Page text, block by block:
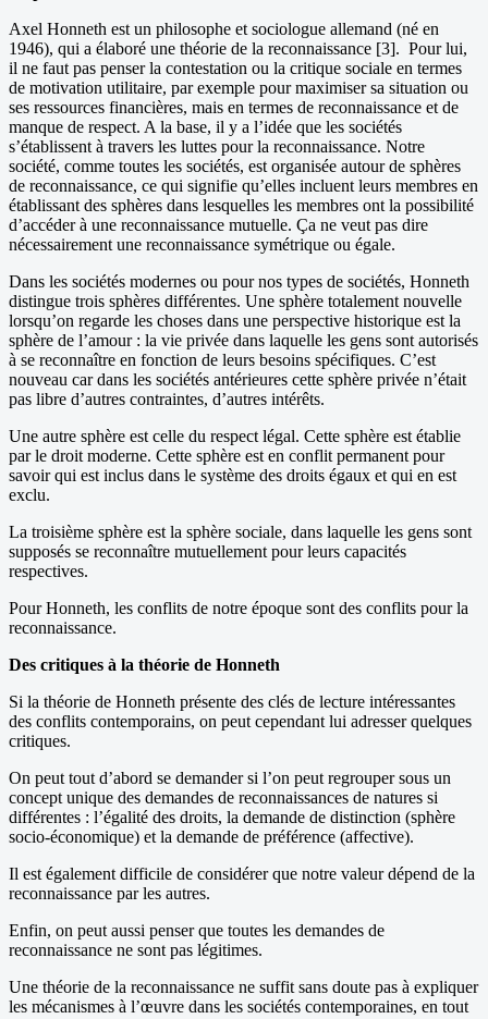
Axel Honneth est un philosophe et sociologue allemand (né en
1946), qui a élaboré une théorie de la reconnaissance [3]. Pour lui,
il ne faut pas penser la contestation ou la critique sociale en termes
de motivation utilitaire, par exemple pour maximiser sa situation ou
ses ressources financières, mais en termes de reconnaissance et de
manque de respect. A la base, il y a l’idée que les sociétés
s’établissent à travers les luttes pour la reconnaissance. Notre
société, comme toutes les sociétés, est organisée autour de sphères
de reconnaissance, ce qui signifie qu’elles incluent leurs membres en
établissant des sphères dans lesquelles les membres ont la possibilité
d’accéder à une reconnaissance mutuelle. Ça ne veut pas dire
nécessairement une reconnaissance symétrique ou égale.
Dans les sociétés modernes ou pour nos types de sociétés, Honneth
distingue trois sphères différentes. Une sphère totalement nouvelle
lorsqu’on regarde les choses dans une perspective historique est la
sphère de l’amour : la vie privée dans laquelle les gens sont autorisés
à se reconnaître en fonction de leurs besoins spécifiques. C’est
nouveau car dans les sociétés antérieures cette sphère privée n’était
pas libre d’autres contraintes, d’autres intérêts.
Une autre sphère est celle du respect légal. Cette sphère est établie
par le droit moderne. Cette sphère est en conflit permanent pour
savoir qui est inclus dans le système des droits égaux et qui en est
exclu.
La troisième sphère est la sphère sociale, dans laquelle les gens sont
supposés se reconnaître mutuellement pour leurs capacités
respectives.
Pour Honneth, les conflits de notre époque sont des conflits pour la
reconnaissance.
Des critiques à la théorie de Honneth
Si la théorie de Honneth présente des clés de lecture intéressantes
des conflits contemporains, on peut cependant lui adresser quelques
critiques.
On peut tout d’abord se demander si l’on peut regrouper sous un
concept unique des demandes de reconnaissances de natures si
différentes : l’égalité des droits, la demande de distinction (sphère
socio-économique) et la demande de préférence (affective).
Il est également difficile de considérer que notre valeur dépend de la
reconnaissance par les autres.
Enfin, on peut aussi penser que toutes les demandes de
reconnaissance ne sont pas légitimes.
Une théorie de la reconnaissance ne suffit sans doute pas à expliquer
les mécanismes à l’œuvre dans les sociétés contemporaines, en tout